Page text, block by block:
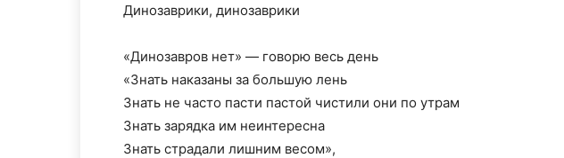
Динозаврики, динозаврики
«Динозавров нет» — говорю весь день
«Знать наказаны за большую лень
Знать не часто пасти пастой чистили они по утрам
Знать зарядка им неинтересна
Знать страдали лишним весом»,